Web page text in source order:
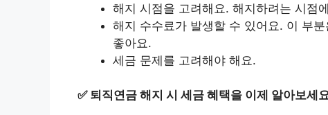
해지 시점을 고려해요. 해지하려는 시점
해지 수수료가 발생할 수 있어요. 이 부
좋아요.
세금 문제를 고려해야 해요.
✅ 퇴직연금 해지 시 세금 혜택을 이제 알아보세